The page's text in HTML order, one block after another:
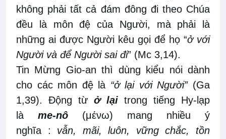
không phải tất cả đám đông đi theo Chúa
đều là môn đệ của Người, mà phải là
những ai được Người kêu gọi để họ “ở với
Người và để Người sai đi” (Mc 3,14).
Tin Mừng Gio-an thì dùng kiểu nói dành
cho các môn đệ là “ở lại với Người”(Ga
1,39). Động từ ở lại trong tiếng Hy-lạp
là me-nô (μένω) mang nhiều ý
nghĩa : vẫn, mãi, luôn, vững chắc, tồn